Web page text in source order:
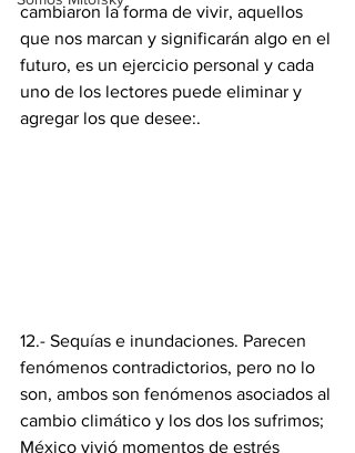
cambiaron la forma de vivir, aquellos
que nos marcan y significarán algo en el
futuro, es un ejercicio personal y cada
uno de los lectores puede eliminar y
agregar los que desee:.
12.- Sequías e inundaciones. Parecen
fenómenos contradictorios, pero no lo
son, ambos son fenómenos asociados al
cambio climático y los dos los sufrimos;
México vivió momentos de estrés